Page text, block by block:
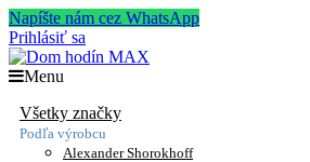
Napíšte nám cez WhatsApp
Prihlásiť sa
Menu
Všetky značky
Podľa výrobcu
Alexander Shorokhoff